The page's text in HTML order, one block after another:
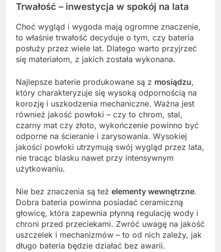
Trwałość – inwestycja w spokój na lata
Choć wygląd i wygoda mają ogromne znaczenie,
to właśnie trwałość decyduje o tym, czy bateria
posłuży przez wiele lat. Dlatego warto przyjrzeć
się materiałom, z jakich została wykonana.
Najlepsze baterie produkowane są z mosiądzu,
który charakteryzuje się wysoką odpornością na
korozję i uszkodzenia mechaniczne. Ważna jest
również jakość powłoki – czy to chrom, stal,
czarny mat czy złoto, wykończenie powinno być
odporne na ścieranie i zarysowania. Wysokiej
jakości powłoki utrzymują swój wygląd przez lata,
nie tracąc blasku nawet przy intensywnym
użytkowaniu.
Nie bez znaczenia są też elementy wewnętrzne.
Dobra bateria powinna posiadać ceramiczną
głowicę, która zapewnia płynną regulację wody i
chroni przed przeciekami. Zwróć uwagę na jakość
uszczelek i mechanizmów – to od nich zależy, jak
długo bateria będzie działać bez awarii.